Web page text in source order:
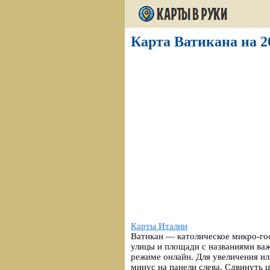
Карта Ватикана на
Карты Италии
Ватикан — католическое микро-
улицы и площади с названиями
режиме онлайн. Для увеличения
минус на панели слева.